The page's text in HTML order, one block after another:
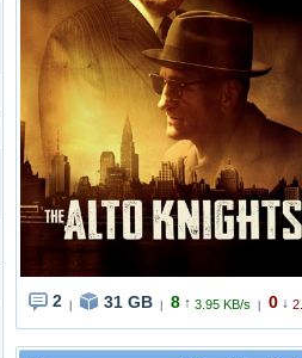
2 31 GB 8 ↑ 3.95 KB/s 0 ↓